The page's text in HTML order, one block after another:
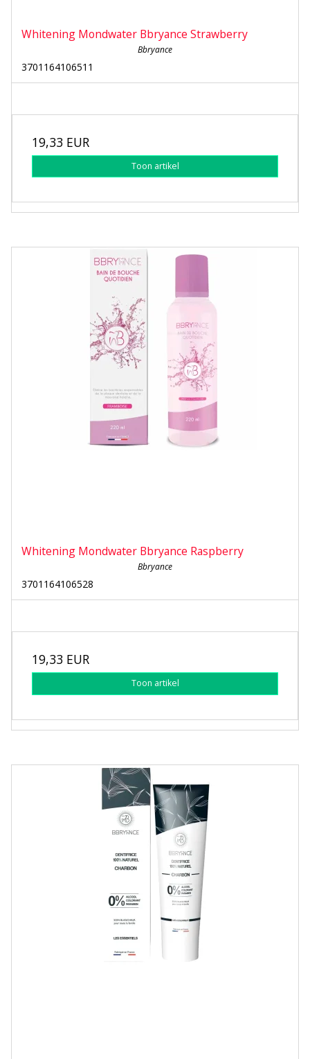
Whitening Mondwater Bbryance Strawberry
Bbryance
3701164106511
19,33 EUR
Toon artikel
Whitening Mondwater Bbryance Raspberry
Bbryance
3701164106528
19,33 EUR
Toon artikel